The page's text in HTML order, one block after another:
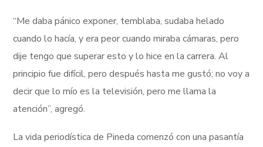
“Me daba pánico exponer, temblaba, sudaba helado
cuando lo hacía, y era peor cuando miraba cámaras, pero
dije tengo que superar esto y lo hice en la carrera. Al
principio fue difícil, pero después hasta me gustó; no voy a
decir que lo mío es la televisión, pero me llama la
atención”, agregó.
La vida periodística de Pineda comenzó con una pasantía